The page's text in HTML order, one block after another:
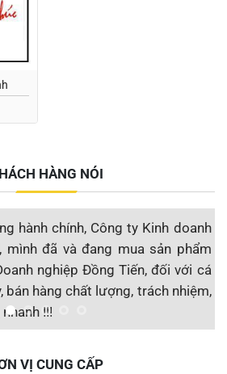
HÀNG NÓI
hành chính, Công ty Kinh doanh
mình đã và đang mua sản phẩm
nghiệp Đồng Tiến, đối với cá
bán hàng chất lượng, trách nhiệm,
!!!
VỊ CUNG CẤP